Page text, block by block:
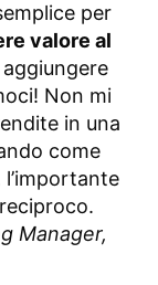
per
valore al
Non mi
in una
come
Manager,